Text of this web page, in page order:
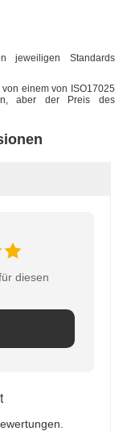
Standards
einem von ISO17025
aber der Preis des
diesen